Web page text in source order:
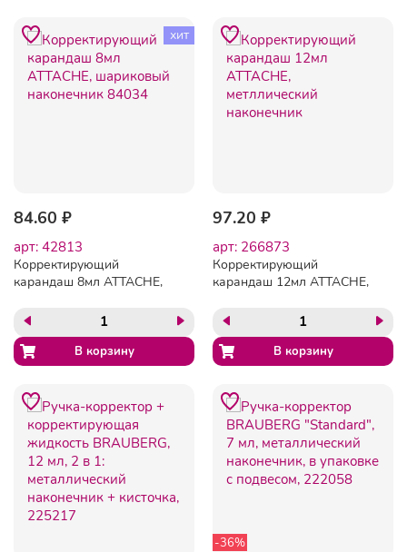
хит
84.60 ₽
арт: 42813
Корректирующий
карандаш 8мл ATTACHE,
84034
97.20 ₽
арт: 266873
Корректирующий
карандаш 12мл ATTACHE,
-36%